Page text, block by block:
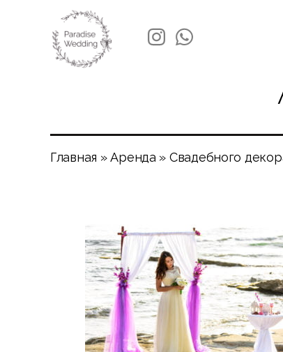
Главная »Аренда » Свадебного